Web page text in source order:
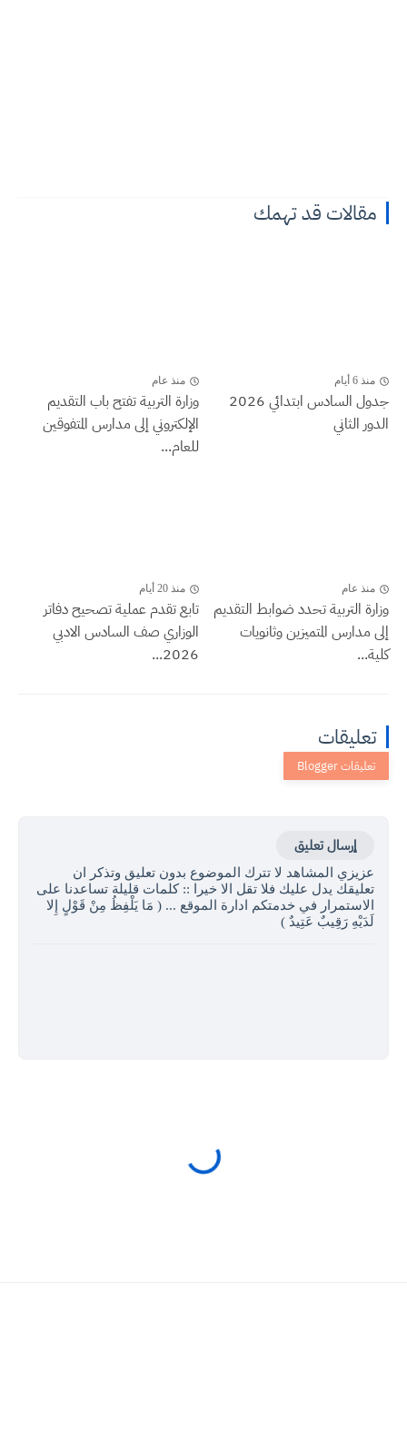
مقالات قد تهمك
منذ 6 أيام
جدول السادس ابتدائي 2026
الدور الثاني
منذ عام
وزارة التربية تفتح باب التقديم
الإلكتروني إلى مدارس المتفوقين
للعام...
منذ عام
وزارة التربية تحدد ضوابط التقديم
إلى مدارس المتميزين وثانويات
كلية...
منذ 20 أيام
تابع تقدم عملية تصحيح دفاتر
الوزاري صف السادس الادبي
2026...
تعليقات
إرسال تعليق
عزيزي المشاهد لا تترك الموضوع بدون تعليق وتذكر ان
تعليقك يدل عليك فلا تقل الا خيرا :: كلمات قليلة تساعدنا على
الاستمرار في خدمتكم ادارة الموقع ... ( مَا يَلْفِظُ مِنْ قَوْلٍ إِلا
لَدَيْهِ رَقِيبٌ عَتِيدٌ )